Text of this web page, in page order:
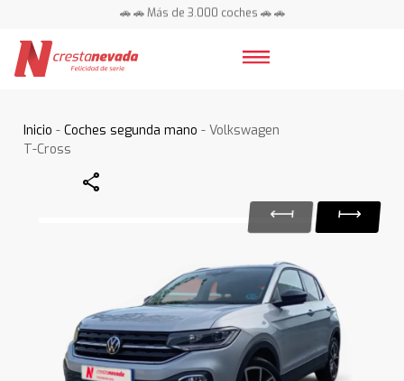
🚗 🚗 Más de 3.000 coches 🚗 🚗
Inicio -Coches segunda mano - Volkswagen
T-Cross
Share